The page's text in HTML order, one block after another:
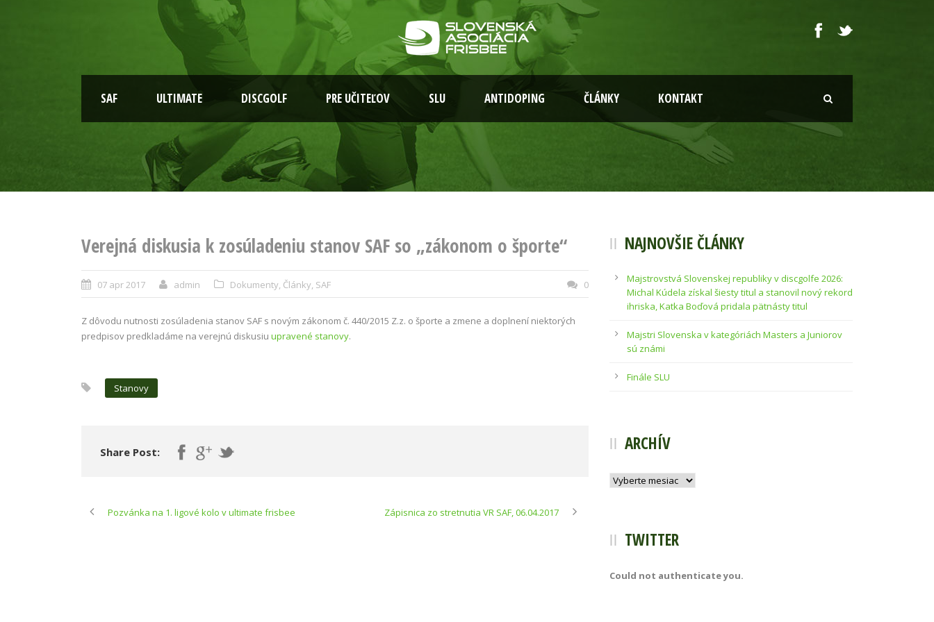
SAF ULTIMATE DISCGOLF PRE UČITEĽOV SLU ANTIDOPING ČLÁNKY KONTAKT
Verejná diskusia k zosúladeniu stanov SAF so „zákonom o športe“
07 apr 2017 admin Dokumenty, Články, SAF 0
Z dôvodu nutnosti zosúladenia stanov SAF s novým zákonom č. 440/2015 Z.z. o športe a zmene a doplnení niektorých
predpisov predkladáme na verejnú diskusiu upravené stanovy.
Stanovy
Share Post:
Pozvánka na 1. ligové kolo v ultimate frisbee Zápisnica zo stretnutia VR SAF, 06.04.2017
NAJNOVŠIE ČLÁNKY
Majstrovstvá Slovenskej republiky v discgolfe 2026:
Michal Kúdela získal šiesty titul a stanovil nový rekord
ihriska, Katka Boďová pridala pätnásty titul
Majstri Slovenska v kategóriách Masters a Juniorov
sú známi
Finále SLU
ARCHÍV
Archív
TWITTER
Could not authenticate you.